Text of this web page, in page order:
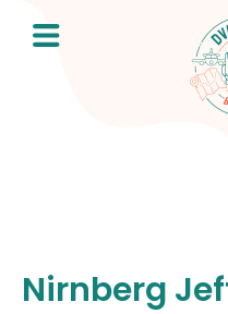
content
Nirnberg